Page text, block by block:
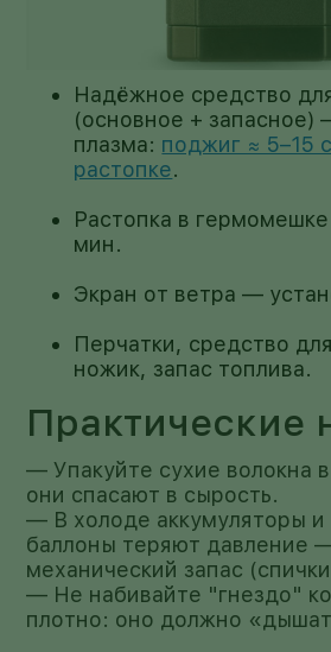
Надёжное средство
(основное + запасное)
плазма: поджиг ≈ 5–15
растопке.
Растопка в
мин.
Экран от ветра —
Перчатки, средство
ножик, запас топлива.
Практические
— Упакуйте сухие волокна
они спасают в сырость.
— В холоде аккумуляторы и
баллоны теряют давление
механический запас
— Не набивайте "гнездо"
плотно: оно должно